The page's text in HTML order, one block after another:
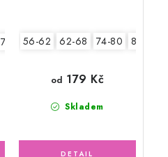
74-80 80-86
56-62 62-68 74-80 80-86
Skladem
od 179 Kč